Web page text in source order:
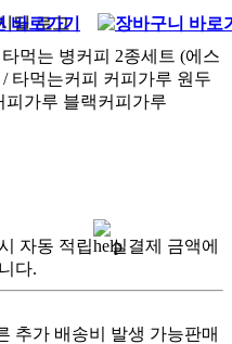
먹는 병커피 2종세트 (에스
타먹는커피 커피가루 원두
가루 블랙커피가루
자동 적립
실결제 금액에
다.
추가 배송비 발생 가능판매